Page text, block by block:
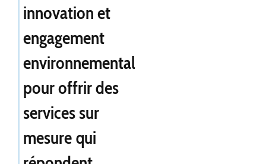
innovation et
engagement
environnemental
pour offrir des
services sur
mesure qui